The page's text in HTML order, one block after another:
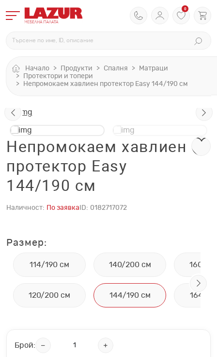
0
Начало Продукти Спалня
Матраци
Протектори и топери
Непромокаем хавлиен протектор Easy 144/190 см
Непромокаем хавлиен
протектор Easy
144/190 см
Наличност: По заявка ID: 0182717072
Размер:
114/190 см
120/200 см
140/200 см
144/190 см
160/
164/
Брой: